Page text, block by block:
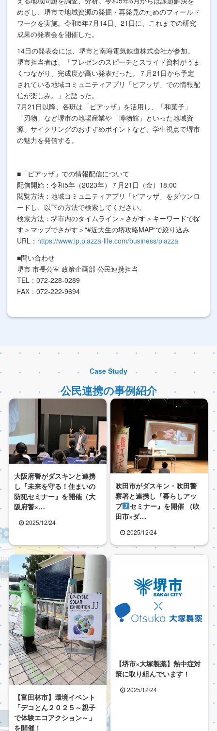
めざし、堺市で地域資源の発掘・再発⾒のためのフィールド
ワークを実施。令和5年7⽉14日、21日に、これまでの研究
成果の発表会を開催した。
14日の発表会には、堺市と南海電気鉄道株式会社が参加。
堺市担当者は、「プレゼンのスピーチとスライド資料がうま
くつながり、完成度が高い発表だった。７⽉21⽇から予定
されている地域コミュニティアプリ「ピアッザ」での情報配
信が楽しみ。」と語った。
7月21日以降、各班は「ピアッザ」を活用し、「和菓⼦」
「刃物」など堺市の地場産業や「博物館」といった地域資
源、サイクリングのおすすめポイントなど、学⽣視点で堺市
の魅⼒を発信する。
■「ピアッザ」での情報配信について
配信開始：令和5年（2023年）７月21 日（金） 18:00
閲覧方法：地域コミュニティアプリ「ピアッザ」をダウンロ
ードし、以下の方法で検索してください。
検索方法：堺市内のタイムライン＞さがす＞キーワードで探
す＞マップでさがす＞“#近大生の堺攻略MAP“で絞り込み
URL： https://www.lp.piazza-life.com/business/piazza
■問い合わせ
堺市 市長公室 政策企画部 公民連携担当
TEL： 072-228-0289
FAX： 072-222-9694
Case Study
公民連携の事例紹介
大阪府警がダスキンと連携
し『未来を守る！住まいの
防犯セミナー』を開催（大
阪府警×…
2025/12/24
吹田市がダスキン・吹田警
察署と連携し『暮らしアッ
プ
セミナー』を開催 （吹
田市×ダ…
2025/12/24
【富田林市】環境イベント
「デコとん２０２５～親子
で体験エコアクション～」
を開催！
【堺市×大塚製薬】熱中症対
策に取り組んでいます！
2025/12/24